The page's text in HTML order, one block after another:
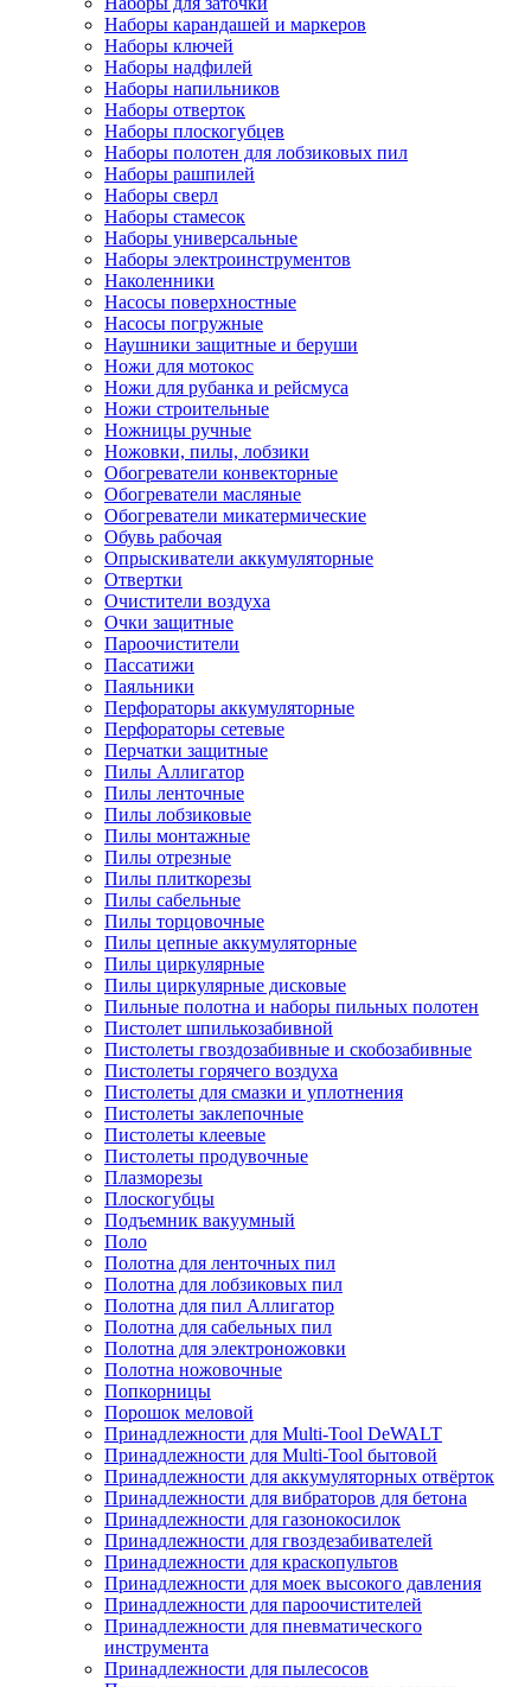
Наборы карандашей и маркеров
Наборы ключей
Наборы надфилей
Наборы напильников
Наборы отверток
Наборы плоскогубцев
Наборы полотен для лобзиковых пил
Наборы рашпилей
Наборы сверл
Наборы стамесок
Наборы универсальные
Наборы электроинструментов
Наколенники
Насосы поверхностные
Насосы погружные
Наушники защитные и беруши
Ножи для мотокос
Ножи для рубанка и рейсмуса
Ножи строительные
Ножницы ручные
Ножовки, пилы, лобзики
Обогреватели конвекторные
Обогреватели масляные
Обогреватели микатермические
Обувь рабочая
Опрыскиватели аккумуляторные
Отвертки
Очистители воздуха
Очки защитные
Пароочистители
Пассатижи
Паяльники
Перфораторы аккумуляторные
Перфораторы сетевые
Перчатки защитные
Пилы Аллигатор
Пилы ленточные
Пилы лобзиковые
Пилы монтажные
Пилы отрезные
Пилы плиткорезы
Пилы сабельные
Пилы торцовочные
Пилы цепные аккумуляторные
Пилы циркулярные
Пилы циркулярные дисковые
Пильные полотна и наборы пильных полотен
Пистолет шпилькозабивной
Пистолеты гвоздозабивные и скобозабивные
Пистолеты горячего воздуха
Пистолеты для смазки и уплотнения
Пистолеты заклепочные
Пистолеты клеевые
Пистолеты продувочные
Плазморезы
Плоскогубцы
Подъемник вакуумный
Поло
Полотна для ленточных пил
Полотна для лобзиковых пил
Полотна для пил Аллигатор
Полотна для сабельных пил
Полотна для электроножовки
Полотна ножовочные
Попкорницы
Порошок меловой
Принадлежности для Multi-Tool DeWALT
Принадлежности для Multi-Tool бытовой
Принадлежности для аккумуляторных отвёрток
Принадлежности для вибраторов для бетона
Принадлежности для газонокосилок
Принадлежности для гвоздезабивателей
Принадлежности для краскопультов
Принадлежности для моек высокого давления
Принадлежности для пароочистителей
Принадлежности для пневматического
инструмента
Принадлежности для пылесосов